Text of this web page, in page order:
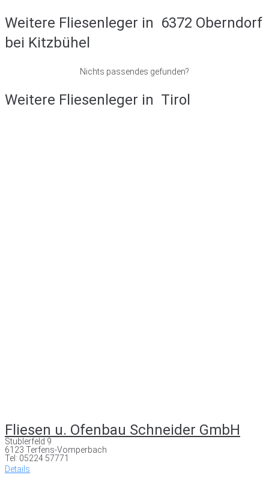
Weitere Fliesenleger in 6372 Oberndorf
bei Kitzbühel
Nichts passendes gefunden?
Weitere Fliesenleger in Tirol
Fliesen u. Ofenbau Schneider GmbH
Stublerfeld 9
6123 Terfens-Vomperbach
Tel: 05224 57771
Details